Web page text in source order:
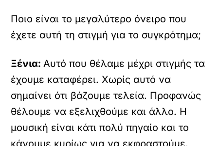
Ποιο είναι το μεγαλύτερο όνειρο που
έχετε αυτή τη στιγμή για το συγκρότημα;
Ξένια:Αυτό που θέλαμε μέχρι στιγμής τα
έχουμε καταφέρει. Χωρίς αυτό να
σημαίνει ότι βάζουμε τελεία. Προφανώς
θέλουμε να εξελιχθούμε και άλλο. Η
μουσική είναι κάτι πολύ πηγαίο και το
κάνουμε κυρίως για να εκφραστούμε.